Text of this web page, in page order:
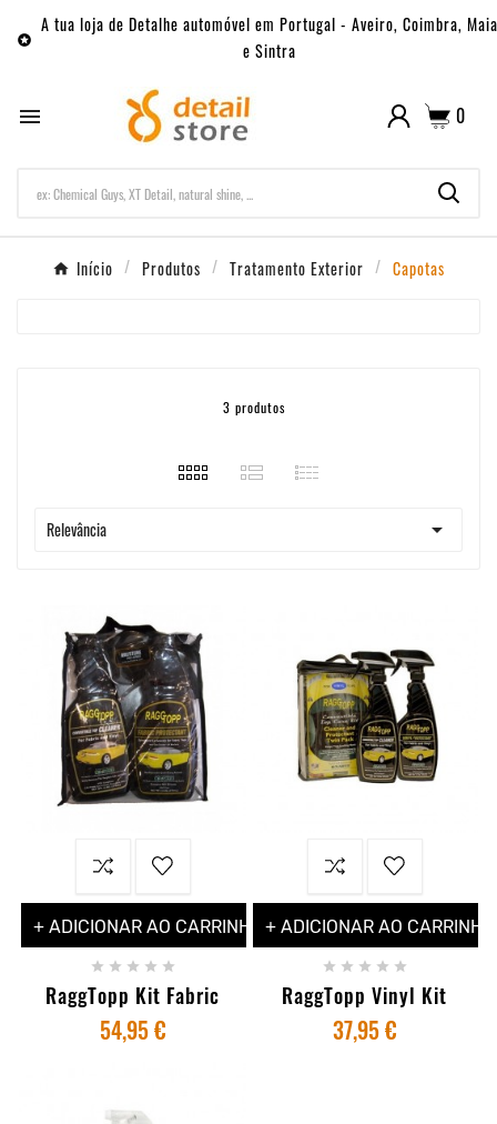

A tua loja de Detalhe automóvel em Portugal - Aveiro, Coimbra, Maia
e Sintra
 0
Início Produtos Tratamento Exterior Capotas
3 produtos
Relevância 
+ ADICIONAR AO CARRINHO
    
RaggTopp Kit Fabric
54,95 €
+ ADICIONAR AO CARRINHO
    
RaggTopp Vinyl Kit
37,95 €